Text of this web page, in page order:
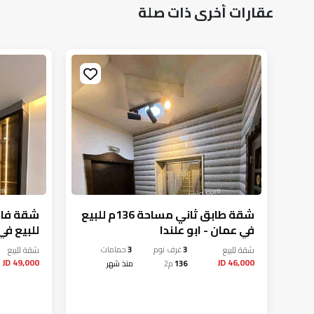
عقارات أخرى ذات صلة
شقة طابق ثاني مساحة 136م للبيع
في عمان - ابو علندا
شقةللبيع
46,000 JD
3غرف نوم 3حمامات
136م2 منذ شهر
الف
شقةللبيع
49,000 JD